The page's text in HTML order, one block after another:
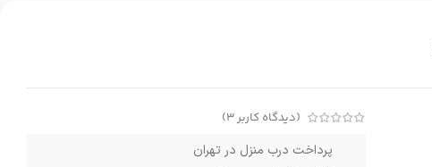
(دیدگاه کاربر3
)
پرداخت درب منزل در تهران